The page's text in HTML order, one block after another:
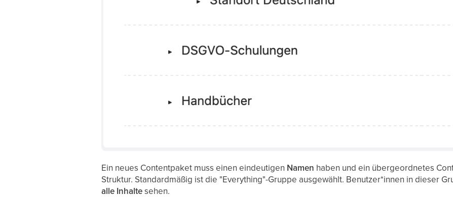
Ein neues Contentpaket muss einen eindeutigen Namen haben und ein übergeordnetes
Struktur. Standardmäßig ist die "Everything"-Gruppe ausgewählt. Benutzer*innen in dieser
alle Inhaltesehen.